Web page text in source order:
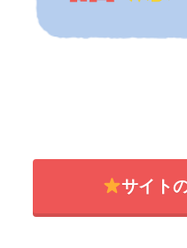
サイト